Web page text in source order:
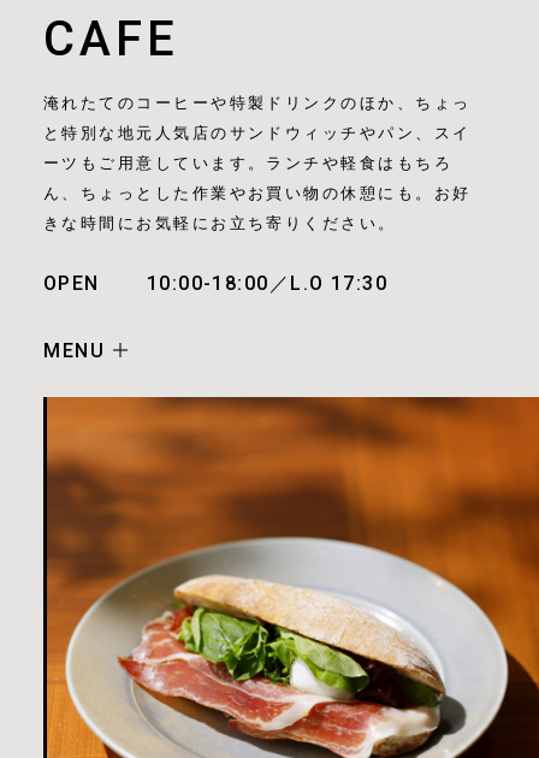
CAFE
淹れたてのコーヒーや特製ドリンクのほか、ちょっ
と特別な地元人気店のサンドウィッチやパン、スイ
ーツもご用意しています。ランチや軽食はもちろ
ん、ちょっとした作業やお買い物の休憩にも。お好
きな時間にお気軽にお立ち寄りください。
OPEN 10:00-18:00／L.O 17:30
MENU